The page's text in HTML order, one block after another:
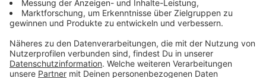
Hier geht's zur Bewerbung
So berichtet die Stadt
Anzeige